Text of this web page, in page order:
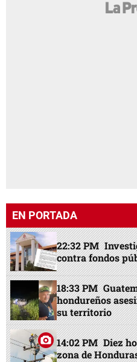
EN PORTADA
22:32 PM
contra fondos
18:33 PM
hondureños
su territorio
14:02 PM Diez
zona de